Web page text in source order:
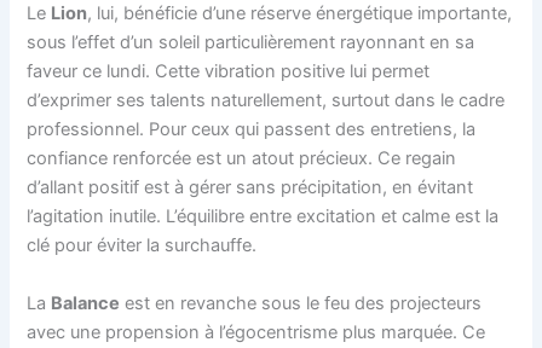
Le Lion, lui, bénéficie d’une réserve énergétique importante,
sous l’effet d’un soleil particulièrement rayonnant en sa
faveur ce lundi. Cette vibration positive lui permet
d’exprimer ses talents naturellement, surtout dans le cadre
professionnel. Pour ceux qui passent des entretiens, la
confiance renforcée est un atout précieux. Ce regain
d’allant positif est à gérer sans précipitation, en évitant
l’agitation inutile. L’équilibre entre excitation et calme est la
clé pour éviter la surchauffe.
La Balance est en revanche sous le feu des projecteurs
avec une propension à l’égocentrisme plus marquée. Ce